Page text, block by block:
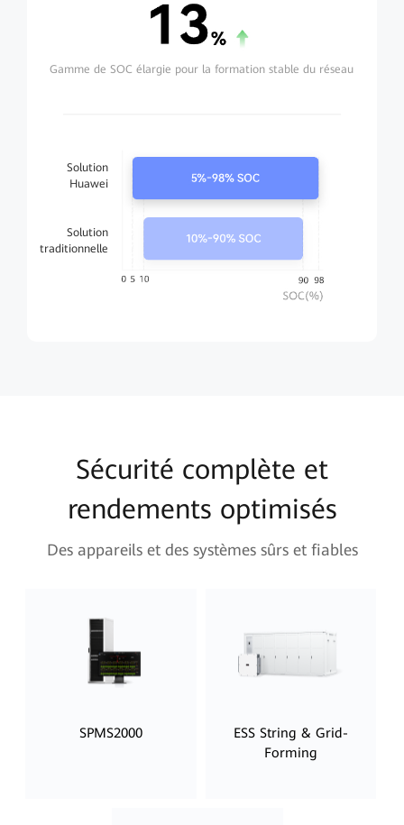
Gamme de SOC élargie pour la formation stable du réseau
Solution
Huawei
Solution
traditionnelle
Sécurité complète et
rendements optimisés
Des appareils et des systèmes sûrs et fiables
SPMS2000
ESS String & Grid-
Forming